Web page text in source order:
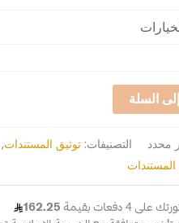
السلة
محدد التصنيفات:توثيق المستندات,
المستندات